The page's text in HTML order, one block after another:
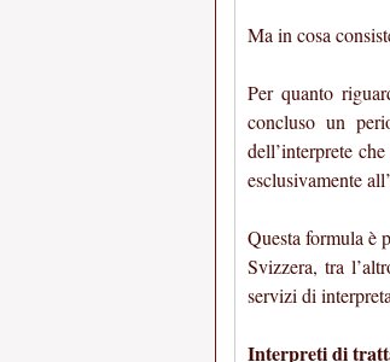
Ma in cosa
Per quanto
concluso un
dell’interprete
esclusivamente
Questa formula è
Svizzera, tra
servizi di
Interpreti di